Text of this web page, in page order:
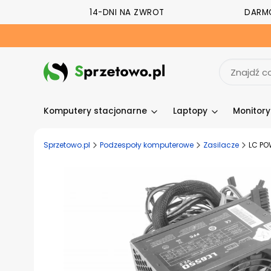
14-DNI NA ZWROT
Komputery stacjonarne Laptopy
Sprzetowo.pl Podzespoły komputerowe Zasilacze LC